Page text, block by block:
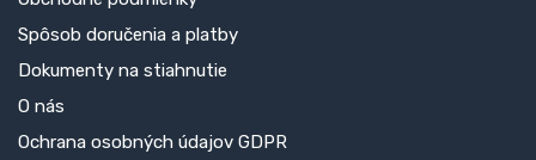
Spôsob doručenia a platby
Dokumenty na stiahnutie
O nás
Ochrana osobných údajov GDPR